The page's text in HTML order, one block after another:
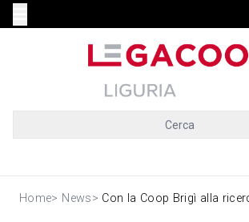
Cerca
Home> News> Con la Coop Brigì alla